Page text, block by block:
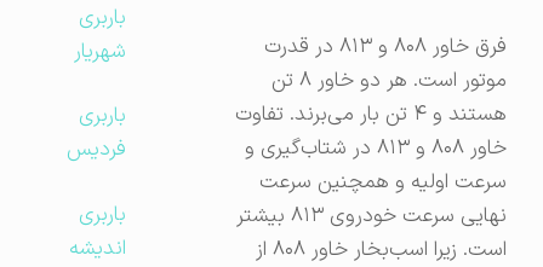
فرق خاور ۸۰۸ و ۸۱۳ در قدرت
موتور است. هر دو خاور ۸ تن
هستند و ۴ تن بار می‌برند. تفاوت
خاور ۸۰۸ و ۸۱۳ در شتاب‌گیری و
سرعت اولیه و همچنین سرعت
نهایی سرعت خودروی ۸۱۳ بیشتر
است. زیرا اسب‌بخار خاور ۸۰۸ از
باربری
شهریار
باربری
فردیس
باربری
اندیشه